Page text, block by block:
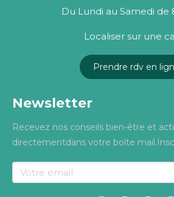
Du Lundi au Samedi de
Localiser sur une
Prendre rdv en
Newsletter
Recevez nos conseils bien-être et
directementdans votre boîte
Votre email